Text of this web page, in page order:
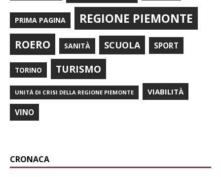
PRIMA PAGINA REGIONE PIEMONTE
ROERO SANITÀ SCUOLA SPORT
TORINO TURISMO
UNITÀ DI CRISI DELLA REGIONE PIEMONTE VIABILITÀ
VINO
CRONACA